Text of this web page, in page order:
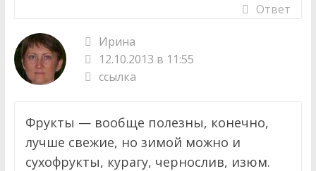
Ответ
Ирина
12.10.2013 в 11:55
ссылка
Фрукты — вообще полезны, конечно,
лучше свежие, но зимой можно и
сухофрукты, курагу, чернослив, изюм.